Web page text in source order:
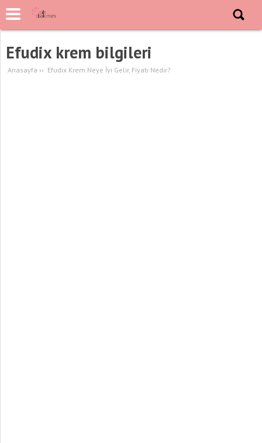
Efudix krem bilgileri
Anasayfa ›› Efudix Krem Neye İyi Gelir, Fiyatı Nedir?